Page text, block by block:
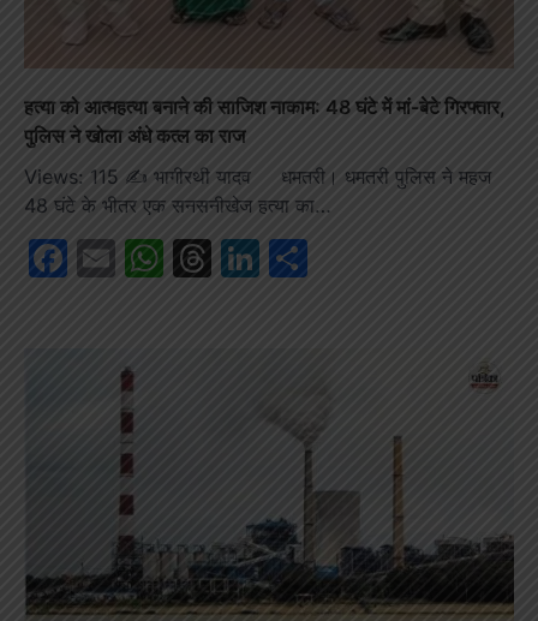
हत्या को आत्महत्या बनाने की साजिश नाकाम: 48 घंटे में मां-बेटे गिरफ्तार,
पुलिस ने खोला अंधे कत्ल का राज
Views: 115 ✍️ भागीरथी यादव धमतरी। धमतरी पुलिस ने महज
48 घंटे के भीतर एक सनसनीखेज हत्या का…
Facebook
EmailWhatsApp
Threads
LinkedIn